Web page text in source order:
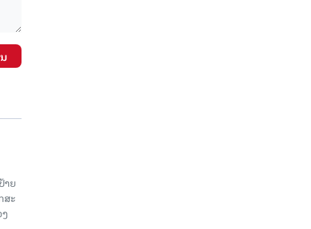
າຍ
ສະ